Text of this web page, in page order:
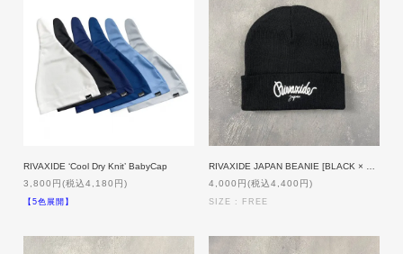
RIVAXIDE ‘Cool Dry Knit’ BabyCap
3,800円(税込4,180円)
【5色展開】
4,000円(税込4,400円)
SIZE : FREE